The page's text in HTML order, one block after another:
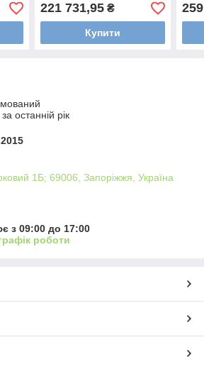
221 731,95₴
Купити
останній рік
1Б; 69006, Запоріжжя, Україна
з 09:00 до 17:00
роботи